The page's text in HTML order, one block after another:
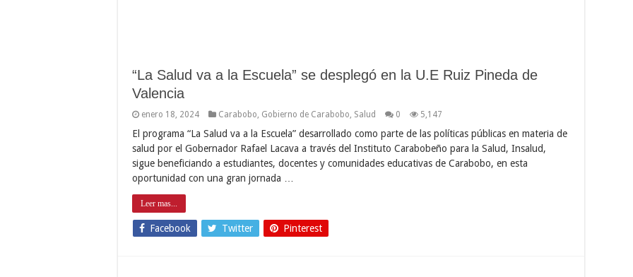
“La Salud va a la Escuela” se desplegó en la U.E Ruiz Pineda de
Valencia
enero 18, 2024 Carabobo Gobierno de Carabobo Salud 0 5,147
El programa “La Salud va a la Escuela” desarrollado como parte de las políticas públicas en materia de
salud por el Gobernador Rafael Lacava a través del Instituto Carabobeño para la Salud, Insalud,
sigue beneficiando a estudiantes, docentes y comunidades educativas de Carabobo, en esta
oportunidad con una gran jornada …
Leer mas...
Facebook Twitter Pinterest